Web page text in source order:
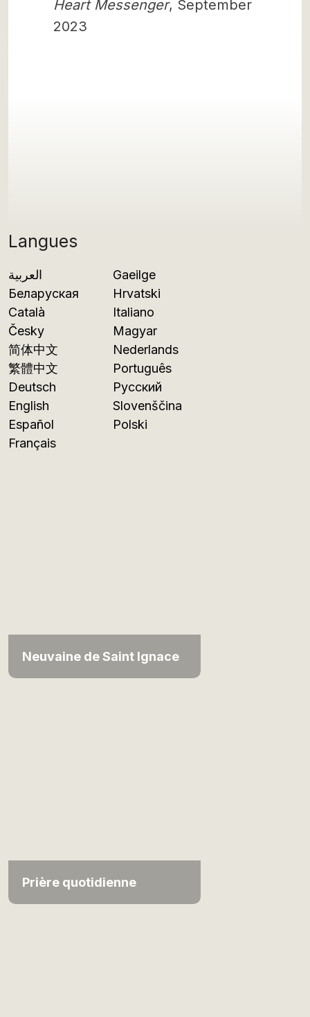
Langues
العربية
Беларуская
Català
Česky
简体中文
繁體中文
Deutsch
English
Español
Français
Gaeilge
Hrvatski
Italiano
Magyar
Nederlands
Português
Русский
Slovenščina
Polski
Neuvaine de Saint Ignace
Prière quotidienne
Heart Messenger, September
2023